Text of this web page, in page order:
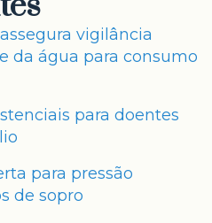
vigilância
da água para consumo
para doentes
para pressão
de sopro